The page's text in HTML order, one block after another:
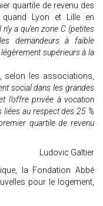
quartile de revenu des
Lyon et Lille en
n’y a qu’en zone C (petites
demandeurs à faible
supérieurs à la
selon les associations,
social dans les grandes
l’offre privée à vocation
au respect des 25 %
quartile de revenu
Ludovic Galtier
la Fondation Abbé
pour le logement,